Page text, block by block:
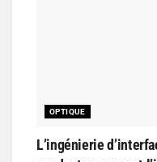
OPTIQUE
L’ingénierie